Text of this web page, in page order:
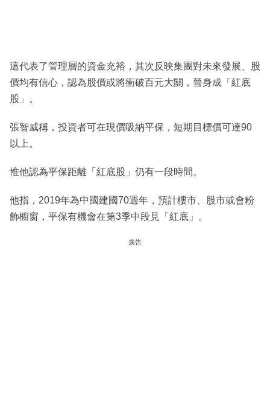
這代表了管理層的資金充裕，其次反映集團對未來發展、股
價均有信心，認為股價或將衝破百元大關，晉身成「紅底
股」。
張智威稱，投資者可在現價吸納平保，短期目標價可達90
以上。
惟他認為平保距離「紅底股」仍有一段時間。
他指，2019年為中國建國70週年，預計樓市、股市或會粉
飾櫥窗，平保有機會在第3季中段見「紅底」。
廣告